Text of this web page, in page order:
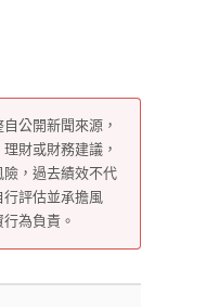
公開新聞來源，
財或財務建議，
，過去績效不代
評估並承擔風
為負責。